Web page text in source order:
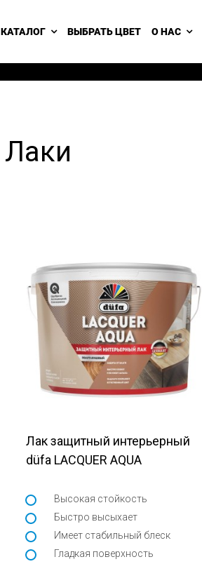
КАТАЛОГ ВЫБРАТЬ ЦВЕТ О НАС
Лаки
Лак защитный интерьерный
düfa LACQUER AQUA
Высокая стойкость
Быстро высыхает
Имеет стабильный блеск
Гладкая поверхность